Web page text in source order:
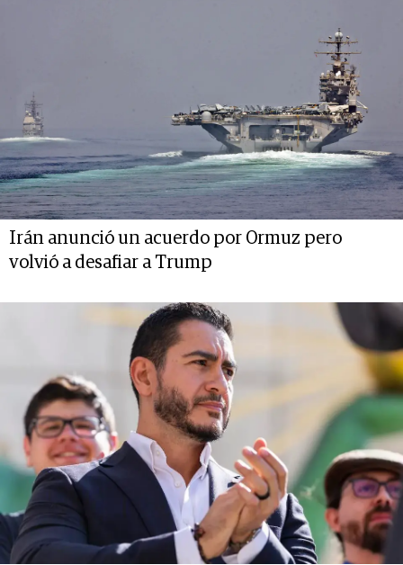
Irán anunció un acuerdo por Ormuz pero
volvió a desafiar a Trump